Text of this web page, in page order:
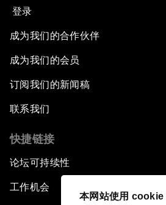
本网站使用 cookie
登录
成为我们的合作伙伴
成为我们的会员
订阅我们的新闻稿
联系我们
快捷链接
论坛可持续性
工作机会